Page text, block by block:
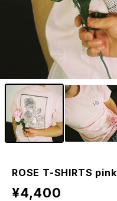
ROSE T-SHIRTS pink
¥4,400